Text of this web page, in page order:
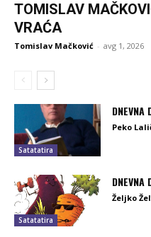
TOMISLAV
VRAĆA
Tomislav Mačković - avg 1, 2026
Satatatira
DNEVNA
Peko
Satatatira
DNEVNA
Željko